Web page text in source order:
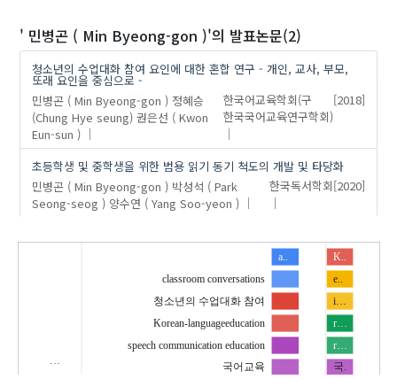
' 민병곤 ( Min Byeong-gon )'의 발표논문(2)
청소년의 수업대화 참여 요인에 대한 혼합 연구 - 개인, 교사, 부모,
또래 요인을 중심으로 -
민병곤 ( Min Byeong-gon ) 정혜승
(Chung Hye seung) 권은선 ( Kwon
Eun-sun )
한국어교육학회(구
한국국어교육연구학회)
[2018]
초등학생 및 중학생을 위한 범용 읽기 동기 척도의 개발 및 타당화
민병곤 ( Min Byeong-gon ) 박성석 ( Park
Seong-seog ) 양수연 ( Yang Soo-yeon )
한국독서학회[2020]
…
a..
classroom conversations
청소년의 수업대화 참여
Korean-languageeducation
K..
e..
i…
r…
r…
speech communication education
국어교육
국.